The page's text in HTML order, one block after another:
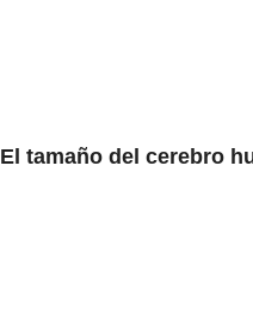
El tamaño del cerebro